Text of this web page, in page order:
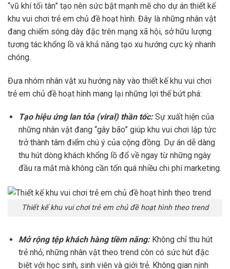
“vũ khí tối tân” tạo nên sức bật mạnh mẽ cho dự án thiết kế
khu vui chơi trẻ em chủ đề hoạt hình. Đây là những nhân vật
đang chiếm sóng dày đặc trên mạng xã hội, sở hữu lượng
tương tác khổng lồ và khả năng tạo xu hướng cực kỳ nhanh
chóng.
Đưa nhóm nhân vật xu hướng này vào thiết kế khu vui chơi
trẻ em chủ đề hoạt hình mang lại những lợi thế bứt phá:
Tạo hiệu ứng lan tỏa (viral) thần tốc:Sự xuất hiện của
những nhân vật đang “gây bão” giúp khu vui chơi lập tức
trở thành tâm điểm chú ý của cộng đồng. Dự án dễ dàng
thu hút dòng khách khổng lồ đổ về ngay từ những ngày
đầu ra mắt mà không cần tốn quá nhiều chi phí marketing.
Thiết kế khu vui chơi trẻ em chủ đề hoạt hình theo trend
Mở rộng tệp khách hàng tiềm năng: Không chỉ thu hút
trẻ nhỏ, những nhân vật theo trend còn có sức hút đặc
biệt với học sinh, sinh viên và giới trẻ. Không gian nịnh